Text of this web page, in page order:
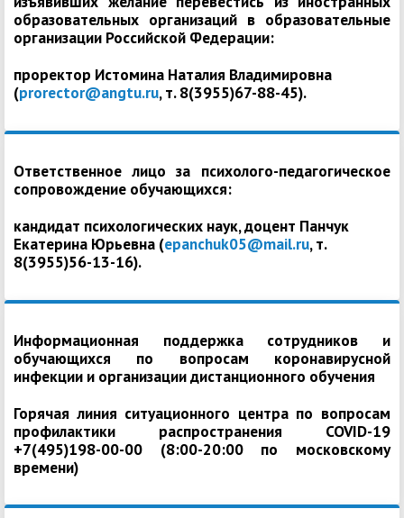
образовательных организаций в образовательные
организации Российской Федерации:
проректор Истомина Наталия Владимировна
(prorector@angtu.ru, т. 8(3955)67-88-45).
Ответственное лицо за психолого-педагогическое
сопровождение обучающихся:
кандидат психологических наук, доцент Панчук
Екатерина Юрьевна (epanchuk05@mail.ru, т.
8(3955)56-13-16).
Информационная поддержка сотрудников и
обучающихся по вопросам коронавирусной
инфекции и организации дистанционного обучения
Горячая линия ситуационного центра по вопросам
профилактики распространения COVID-19
+7(495)198-00-00 (8:00-20:00 по московскому
времени)